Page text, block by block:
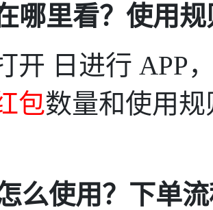
哪里看？使用
开 日进行 APP
包数量和使用规
么使用？下单